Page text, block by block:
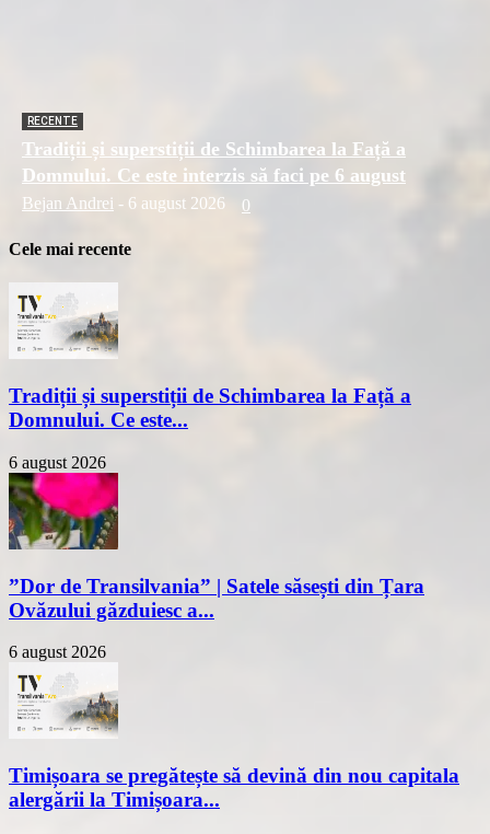
RECENTE
Tradiții și superstiții de Schimbarea la Față a
Domnului. Ce este interzis să faci pe 6 august
Bejan Andrei - 6 august 2026 0
Cele mai recente
Tradiții și superstiții de Schimbarea la Față a
Domnului. Ce este...
6 august 2026
”Dor de Transilvania” | Satele săsești din Țara
Ovăzului găzduiesc a...
6 august 2026
Timișoara se pregătește să devină din nou capitala
alergării la Timișoara...